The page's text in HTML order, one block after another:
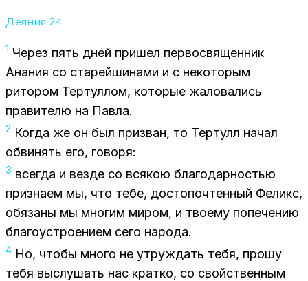
Деяния 24
1 Че­рез пять дней при­шел пер­во­свя­щен­ник
Ана­ния со ста­рей­ши­на­ми и с неко­то­рым
ри­то­ром Тер­тул­лом, ко­то­рые жа­ло­ва­лись
пра­ви­те­лю на Пав­ла.
2 Ко­гда же он был при­зван, то Тер­тулл на­чал
об­ви­нять его, го­во­ря:
3 все­гда и вез­де со вся­кою бла­го­дар­но­стью
при­зна­ем мы, что тебе, до­сто­по­чтен­ный Фе­ликс,
обя­за­ны мы мно­гим ми­ром, и тво­е­му по­пе­че­нию
бла­го­устро­е­ни­ем сего на­ро­да.
4 Но, что­бы мно­го не утруж­дать тебя, про­шу
тебя вы­слу­шать нас крат­ко, со свой­ствен­ным